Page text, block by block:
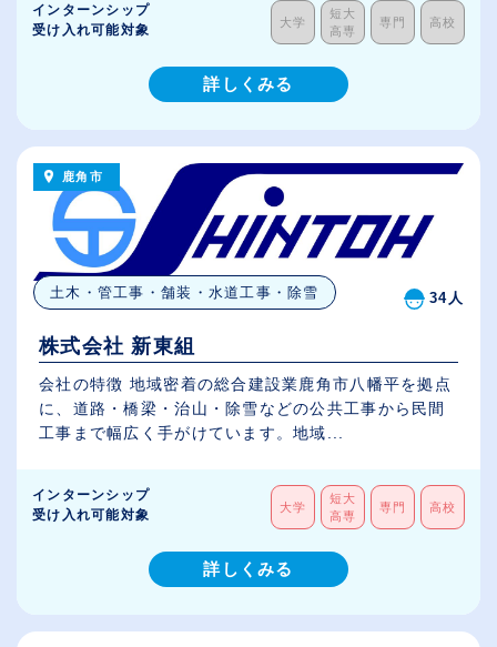
インターンシップ
受け入れ可能対象
大学
短大
高専
専門 高校
詳しくみる
鹿角市
土木・管工事・舗装・水道工事・除雪 34人
株式会社 新東組
会社の特徴 地域密着の総合建設業鹿角市八幡平を拠点
に、道路・橋梁・治山・除雪などの公共工事から民間
工事まで幅広く手がけています。地域...
インターンシップ
受け入れ可能対象
大学
短大
高専
専門 高校
詳しくみる